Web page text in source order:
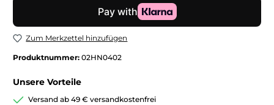
Zum Merkzettel hinzufügen
Produktnummer: 02HN0402
Unsere Vorteile
Versand ab 49 € versandkostenfrei